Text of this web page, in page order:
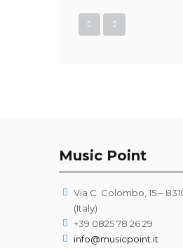
Music Point
Via C. Colombo, 15 –
(Italy)
+39 0825 78 26 29
info@musicpoint.it